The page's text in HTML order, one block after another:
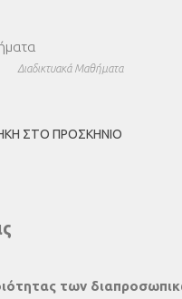
Διαδικτυακά Μαθήματα
ΣΤΟ ΠΡΟΣΚΉΝΙΟ
των